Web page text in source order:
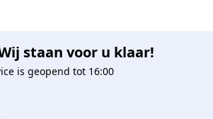
staan voor u klaar!
is geopend tot 16:00